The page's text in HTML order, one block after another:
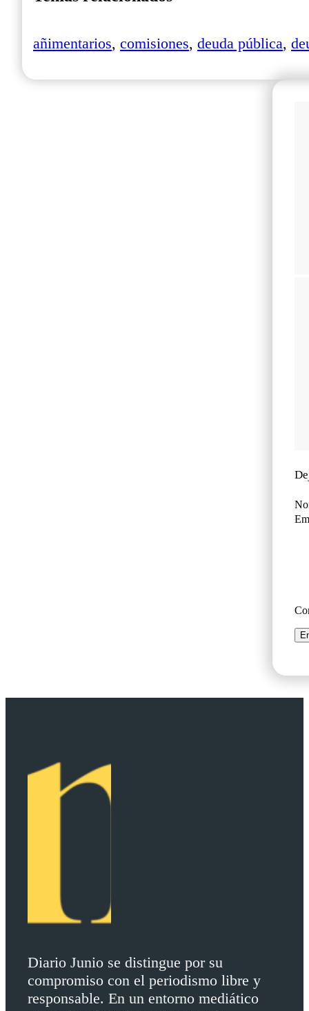
añimentarios, comisiones, deuda pública,
Diario Junio se distingue por su
compromiso con el periodismo libre y
responsable. En un entorno mediático